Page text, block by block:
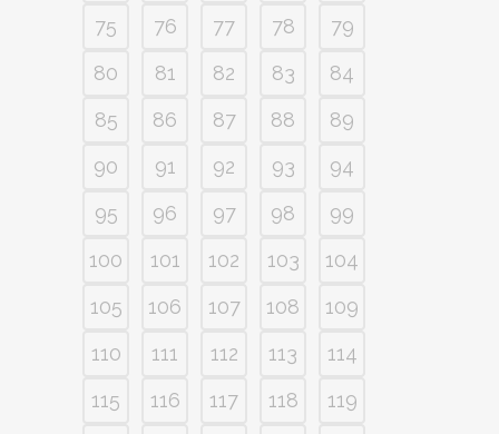
75
76 77 78
79
80
81 82 83
84
85
86 87 88
89
90
91 92 93
94
95
96 97 98
99
100
101 102 103
104
105
106 107 108
109
110
111 112 113
114
115
116 117 118
119